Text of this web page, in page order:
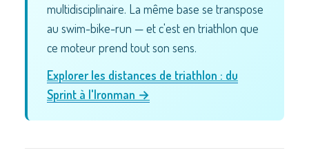
multidisciplinaire. La même base se transpose
au swim-bike-run — et c'est en triathlon que
ce moteur prend tout son sens.
Explorer les distances de triathlon : du
Sprint à l'Ironman →